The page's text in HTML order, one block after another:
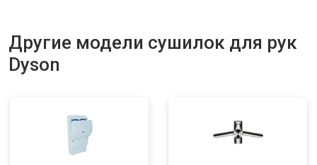
Другие модели сушилок для рук
Dyson